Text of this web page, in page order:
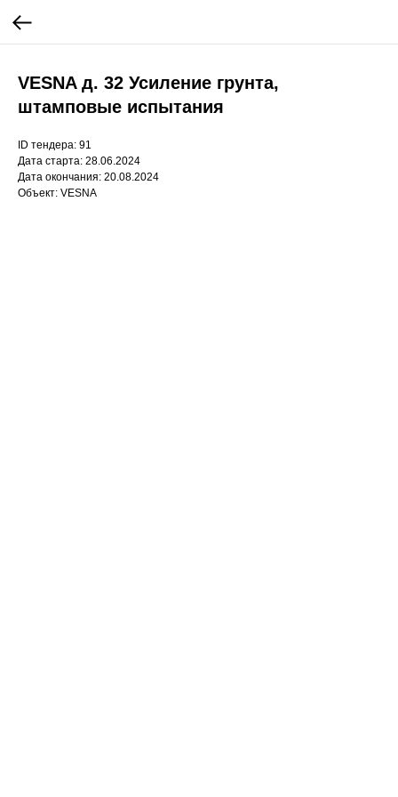
VESNA д. 32 Усиление грунта,
штамповые испытания
ID тендера: 91
Дата старта: 28.06.2024
Дата окончания: 20.08.2024
Объект: VESNA